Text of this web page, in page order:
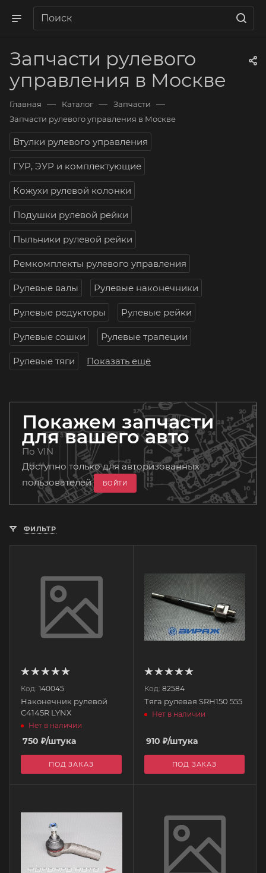
Запчасти рулевого
управления в Москве
Главная — Каталог — Запчасти —
Запчасти рулевого управления в Москве
Втулки рулевого управления
ГУР, ЭУР и комплектующие
Кожухи рулевой колонки
Подушки рулевой рейки
Пыльники рулевой рейки
Ремкомплекты рулевого управления
Рулевые валы Рулевые наконечники
Рулевые редукторы Рулевые рейки
Рулевые сошки Рулевые трапеции
Рулевые тяги Показать ещё
Покажем запчасти
для вашего авто
По VIN
Доступно только для авторизованных
пользователей
ВОЙТИ
ФИЛЬТР
Код: 140045
Наконечник рулевой
C4145R LYNX
Нет в наличии
750 ₽/штука
ПОД ЗАКАЗ
Код: 82584
Тяга рулевая SRH150 555
Нет в наличии
910 ₽/штука
ПОД ЗАКАЗ